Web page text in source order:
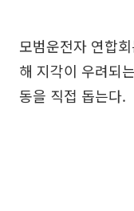
모범운전자 연합
해 지각이 우려되
동을 직접 돕는다.